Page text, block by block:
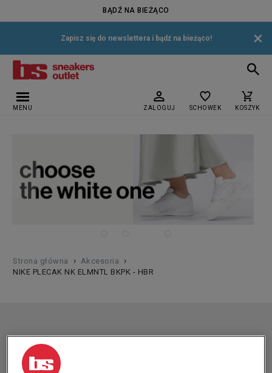
BĄDŹ NA BIEŻĄCO
Zapisz się do newslettera i bądź na bieżąco! ×
MENU ZALOGUJ SCHOWEK KOSZYK
Strona główna › Akcesoria ›
NIKE PLECAK NK ELMNTL BKPK - HBR